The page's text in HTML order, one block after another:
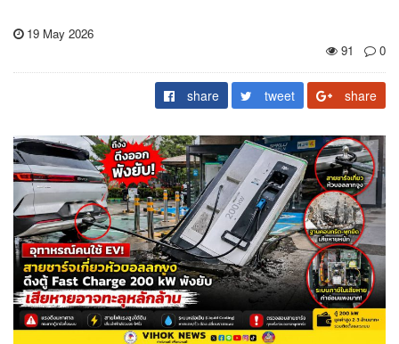
19 May 2026
91
0
share tweet share